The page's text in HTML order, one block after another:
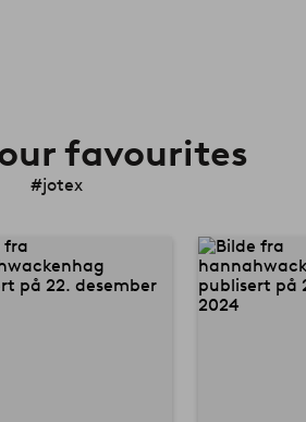
favourites
#jotex